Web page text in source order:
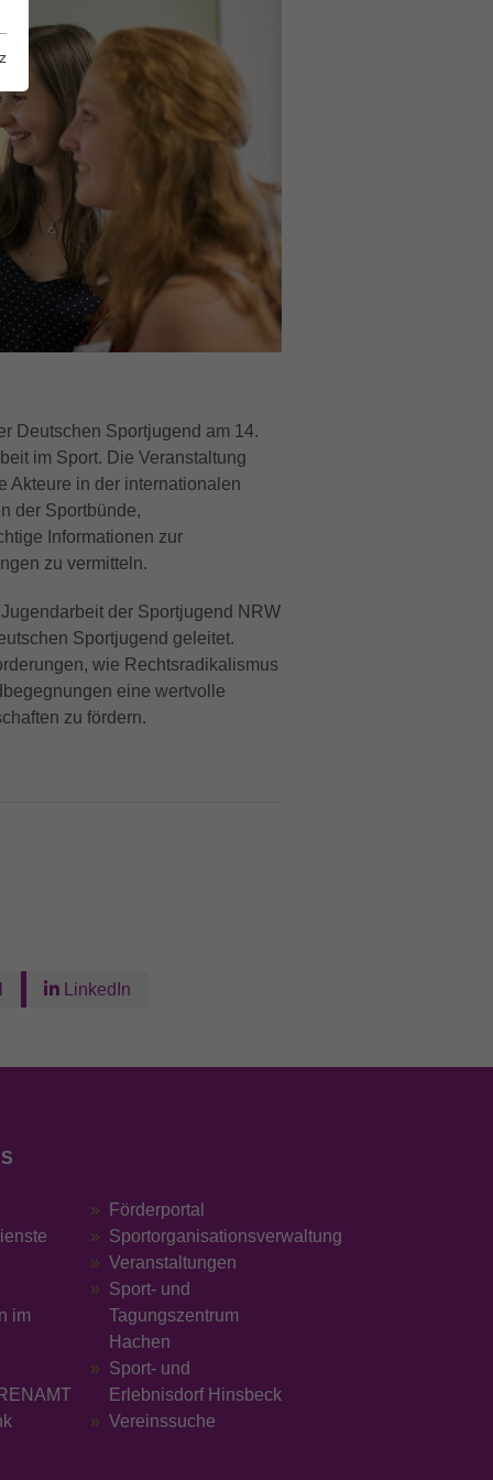
Deutschen Sportjugend am 14.
im Sport. Die Veranstaltung
Akteure in der internationalen
der Sportbünde,
Informationen zur
zu vermitteln.
der Sportjugend NRW
Sportjugend geleitet.
wie Rechtsradikalismus
eine wertvolle
zu fördern.
LinkedIn
im
Förderportal
Sportorganisationsverwaltung
Veranstaltungen
Sport- und
Tagungszentrum
Hachen
Sport- und
Erlebnisdorf Hinsbeck
Vereinssuche